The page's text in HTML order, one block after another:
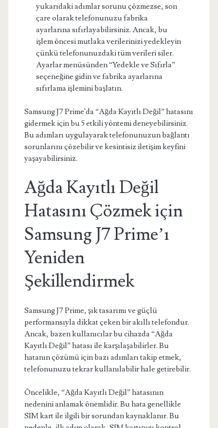
yukarıdaki adımlar sorunu çözmezse, son
çare olarak telefonunuzu fabrika
ayarlarına sıfırlayabilirsiniz. Ancak, bu
işlem öncesi mutlaka verilerinizi yedekleyin
çünkü telefonunuzdaki tüm verileri siler.
Ayarlar menüsünden “Yedekle ve Sıfırla”
seçeneğine gidin ve fabrika ayarlarına
sıfırlama işlemini başlatın.
Samsung J7 Prime'da “Ağda Kayıtlı Değil” hatasını
gidermek için bu 5 etkili yöntemi deneyebilirsiniz.
Bu adımları uygulayarak telefonunuzun bağlantı
sorunlarını çözebilir ve kesintisiz iletişim keyfini
yaşayabilirsiniz.
Ağda Kayıtlı Değil
Hatasını Çözmek için
Samsung J7 Prime’ı
Yeniden
Şekillendirmek
Samsung J7 Prime, şık tasarımı ve güçlü
performansıyla dikkat çeken bir akıllı telefondur.
Ancak, bazen kullanıcılar bu cihazda “Ağda
Kayıtlı Değil” hatası ile karşılaşabilirler. Bu
hatanın çözümü için bazı adımları takip etmek,
telefonunuzu tekrar kullanılabilir hale getirebilir.
Öncelikle, “Ağda Kayıtlı Değil” hatasının
nedenini anlamak önemlidir. Bu hata genellikle
SIM kart ile ilgili bir sorundan kaynaklanır. Bu